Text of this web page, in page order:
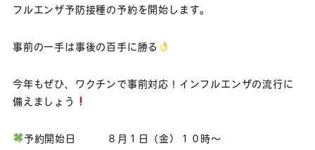
フルエンザ予防接種の予約を開始します。
事前の一手は事後の百手に勝る
今年もぜひ、ワクチンで事前対応！インフルエンザの流行に
備えましょう
予約開始日 ８月１日（金）１０時～